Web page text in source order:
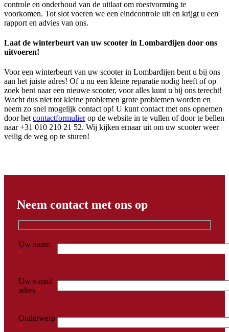
controle en onderhoud van de uitlaat om roestvorming te
voorkomen. Tot slot voeren we een eindcontrole uit en krijgt u een
rapport en advies van ons.
Laat de winterbeurt van uw scooter in Lombardijen door ons
uitvoeren!
Voor een winterbeurt van uw scooter in Lombardijen bent u bij ons
aan het juiste adres! Of u nu een kleine reparatie nodig heeft of op
zoek bent naar een nieuwe scooter, voor alles kunt u bij ons terecht!
Wacht dus niet tot kleine problemen grote problemen worden en
neem zo snel mogelijk contact op! U kunt contact met ons opnemen
door het contactformulierop de website in te vullen of door te bellen
naar +31 010 210 21 52. Wij kijken ernaar uit om uw scooter weer
veilig de weg op te sturen!
Neem contact met ons op
Uw naam
*
Uw e-mail
adres *
Onderwerp
*